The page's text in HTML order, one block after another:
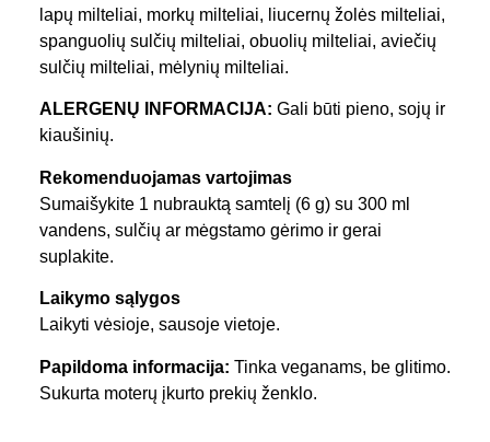
lapų milteliai, morkų milteliai, liucernų žolės milteliai,
spanguolių sulčių milteliai, obuolių milteliai, aviečių
sulčių milteliai, mėlynių milteliai.
ALERGENŲ INFORMACIJA: Gali būti pieno, sojų ir
kiaušinių.
Rekomenduojamas vartojimas
Sumaišykite 1 nubrauktą samtelį (6 g) su 300 ml
vandens, sulčių ar mėgstamo gėrimo ir gerai
suplakite.
Laikymo sąlygos
Laikyti vėsioje, sausoje vietoje.
Papildoma informacija: Tinka veganams, be glitimo.
Sukurta moterų įkurto prekių ženklo.